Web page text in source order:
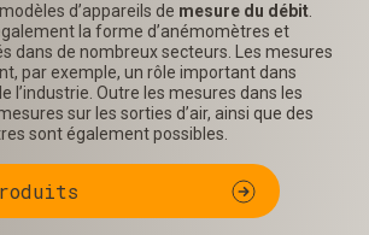
d’appareils de mesure du débit
la forme d’anémomètres et
dans de nombreux secteurs. Les mesures
par exemple, un rôle important dans
l’industrie. Outre les mesures dans les
sur les sorties d’air, ainsi que des
sont également possibles.